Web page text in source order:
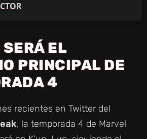
EL
PRINCIPAL DE
4
recientes en Twitter del
, la temporada 4 de Marvel